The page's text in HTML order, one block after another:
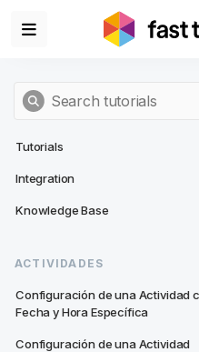
Tutorials
Integration
Knowledge Base
ACTIVIDADES
Configuración de una Actividad
Fecha y Hora Específica
Configuración de una Actividad
Configuración
Actividad
En esta sección, te
Automatizadas. Desde qué
configurar una.